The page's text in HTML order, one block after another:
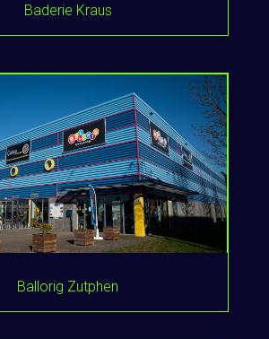
Baderie Kraus
Ballorig Zutphen